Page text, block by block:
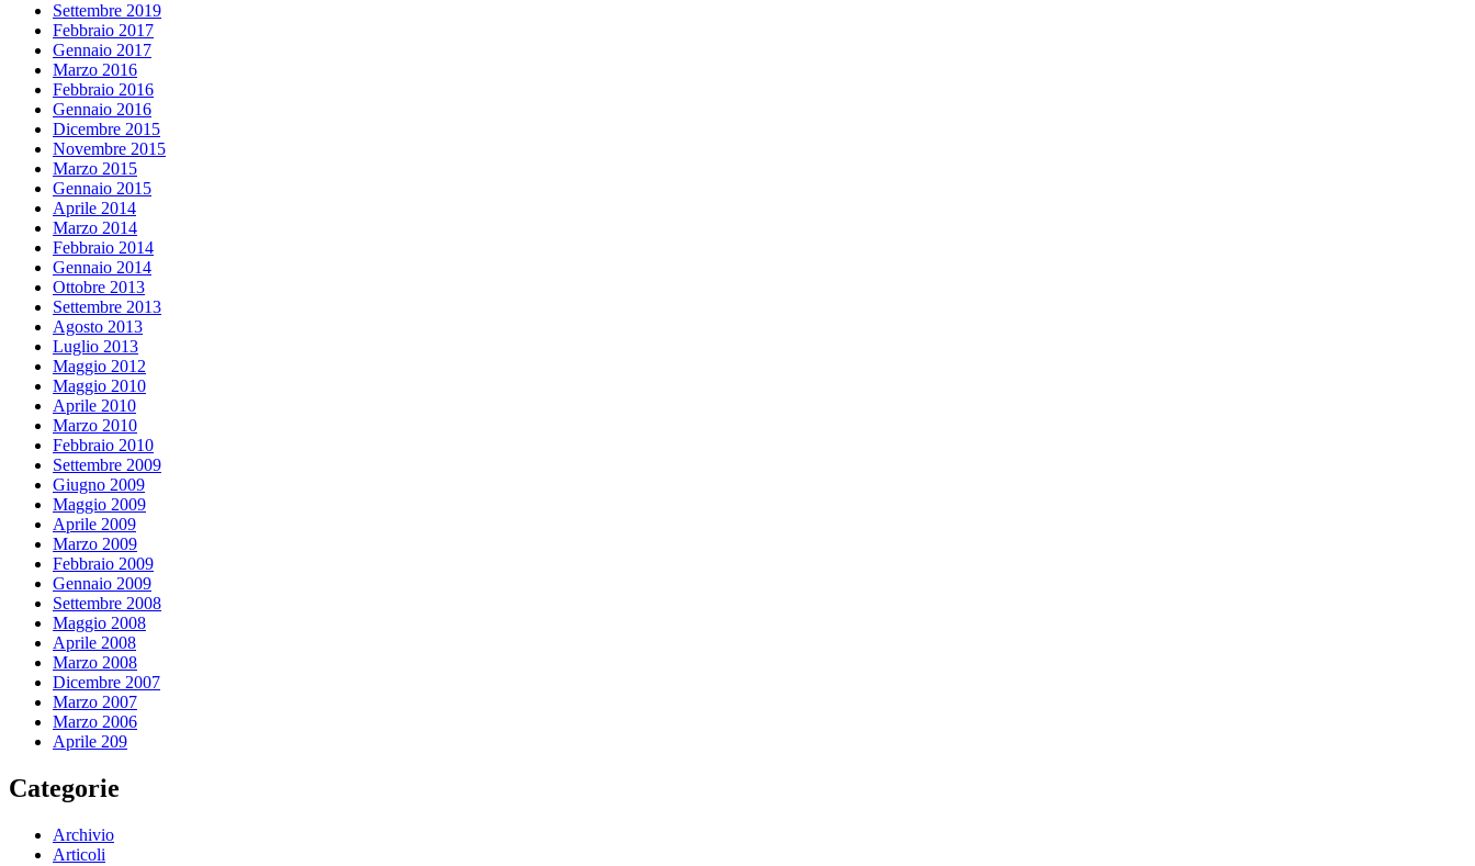
Settembre 2019
Febbraio 2017
Gennaio 2017
Marzo 2016
Febbraio 2016
Gennaio 2016
Dicembre 2015
Novembre 2015
Marzo 2015
Gennaio 2015
Aprile 2014
Marzo 2014
Febbraio 2014
Gennaio 2014
Ottobre 2013
Settembre 2013
Agosto 2013
Luglio 2013
Maggio 2012
Maggio 2010
Aprile 2010
Marzo 2010
Febbraio 2010
Settembre 2009
Giugno 2009
Maggio 2009
Aprile 2009
Marzo 2009
Febbraio 2009
Gennaio 2009
Settembre 2008
Maggio 2008
Aprile 2008
Marzo 2008
Dicembre 2007
Marzo 2007
Marzo 2006
Aprile 209
Categorie
Archivio
Articoli